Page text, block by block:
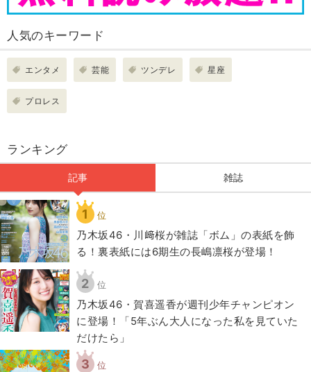
人気のキーワード
エンタメ 芸能 ツンデレ 星座
プロレス
ランキング
記事 雑誌
1 位
乃木坂46・川﨑桜が雑誌「ボム」の表紙を飾
る！裏表紙には6期生の長嶋凛桜が登場！
2 位
乃木坂46・賀喜遥香が週刊少年チャンピオン
に登場！「5年ぶん大人になった私を見ていた
だけたら」
3 位